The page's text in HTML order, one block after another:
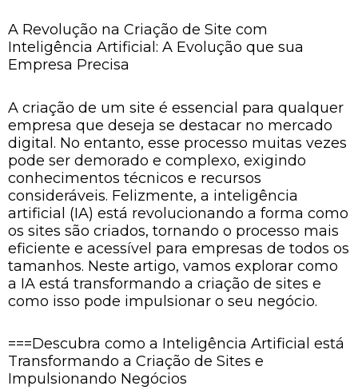
A Revolução na Criação de Site com
Inteligência Artificial: A Evolução que sua
Empresa Precisa
A criação de um site é essencial para qualquer
empresa que deseja se destacar no mercado
digital. No entanto, esse processo muitas vezes
pode ser demorado e complexo, exigindo
conhecimentos técnicos e recursos
consideráveis. Felizmente, a inteligência
artificial (IA) está revolucionando a forma como
os sites são criados, tornando o processo mais
eficiente e acessível para empresas de todos os
tamanhos. Neste artigo, vamos explorar como
a IA está transformando a criação de sites e
como isso pode impulsionar o seu negócio.
===Descubra como a Inteligência Artificial está
Transformando a Criação de Sites e
Impulsionando Negócios